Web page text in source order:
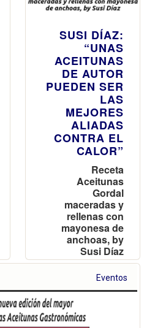
SUSI DÍAZ:
“UNAS
ACEITUNAS
DE AUTOR
PUEDEN SER
LAS
MEJORES
ALIADAS
CONTRA EL
CALOR”
Receta
Aceitunas
Gordal
maceradas y
rellenas con
mayonesa de
anchoas, by
Susi Díaz
Eventos